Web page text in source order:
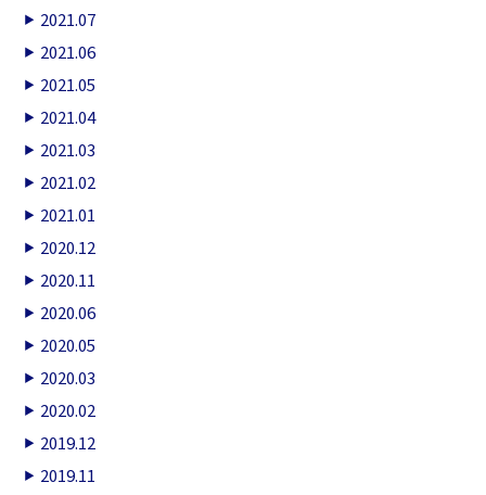
2021.07
2021.06
2021.05
2021.04
2021.03
2021.02
2021.01
2020.12
2020.11
2020.06
2020.05
2020.03
2020.02
2019.12
2019.11